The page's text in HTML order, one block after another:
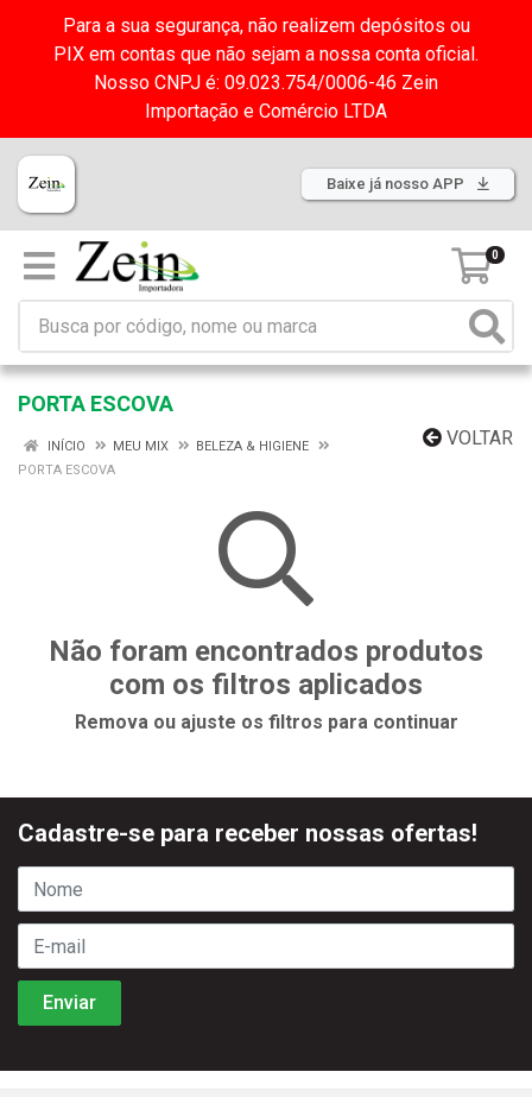
Para a sua segurança, não realizem depósitos ou
PIX em contas que não sejam a nossa conta oficial.
Nosso CNPJ é: 09.023.754/0006-46 Zein
Importação e Comércio LTDA
Baixe já nosso APP
0
PORTA ESCOVA
VOLTAR
INÍCIO MEU MIX
BELEZA & HIGIENE
PORTA ESCOVA
Não foram encontrados produtos
com os filtros aplicados
Remova ou ajuste os filtros para continuar
Cadastre-se para receber nossas ofertas!